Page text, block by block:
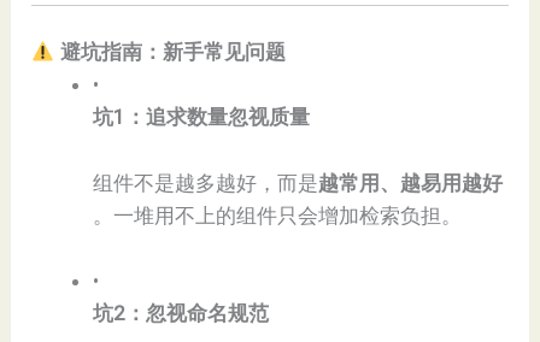
避坑指南：新手常见问题​
•
​坑1：追求数量忽视质量​
组件不是越多越好，而是​​越常用、越易用越好​
。一堆用不上的组件只会增加检索负担。
•
​坑2：忽视命名规范​